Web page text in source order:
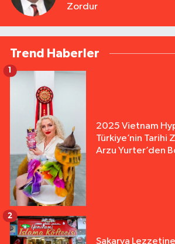
Zordur
Trend Haberler
2025 Vietnam
Türkiye’nin Tarihi
Arzu Yurter’den
1
Sakarya
2